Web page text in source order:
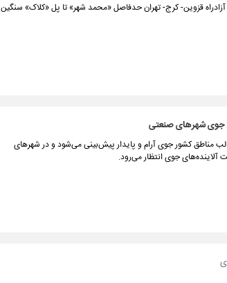
آزادراه قزوین- کرج- تهران حدفاصل «محمد شهر» تا پل «کلاک» سنگین
جوی شهرهای صنعتی
مناطق کشور جوی آرام و پایدار پیش‌بینی می‌شود و در شهرهای
جوی انتظار می‌رود.